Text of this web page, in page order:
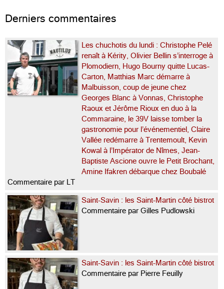
Derniers commentaires
Les chuchotis du lundi : Christophe Pelé
renaît à Kérity, Olivier Bellin s’interroge à
Plomodiern, Hugo Bourny quitte Lucas-
Carton, Matthias Marc démarre à
Malbuisson, coup de jeune chez
Georges Blanc à Vonnas, Christophe
Raoux et Jérôme Rioux en duo à la
Commaraine, le 39V laisse tomber la
gastronomie pour l’événementiel, Claire
Vallée redémarre à Trentemoult, Kevin
Kowal à l’Impérator de Nîmes, Jean-
Baptiste Ascione ouvre le Petit Brochant,
Amine Ifakren débarque chez Boubalé
Commentaire par LT
Saint-Savin : les Saint-Martin côté bistrot
Commentaire par Gilles Pudlowski
Saint-Savin : les Saint-Martin côté bistrot
Commentaire par Pierre Feuilly